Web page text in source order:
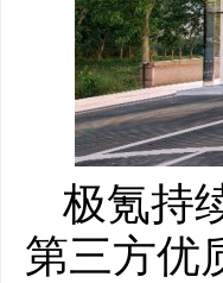
极氪持
第三方优